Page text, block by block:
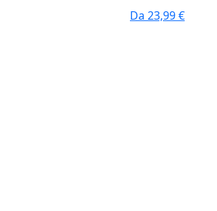
Da 23,99 €